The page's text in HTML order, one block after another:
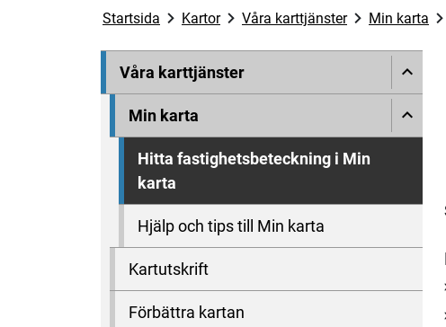
Startsida Kartor Våra karttjänster Min karta
Våra karttjänster
Min karta
Hitta fastighetsbeteckning i Min
karta
Hjälp och tips till Min karta
Kartutskrift
Förbättra kartan